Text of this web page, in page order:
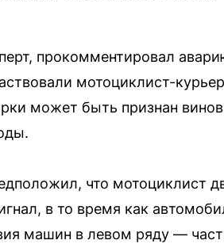
прокомментировал
мотоциклист-
может быть признан
что мотоциклист
в то время как
машин в левом ряду —